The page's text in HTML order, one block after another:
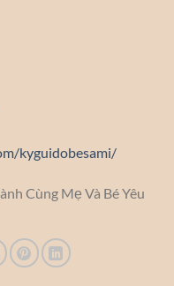
kyguidobesami/
Cùng Mẹ Và Bé Yêu